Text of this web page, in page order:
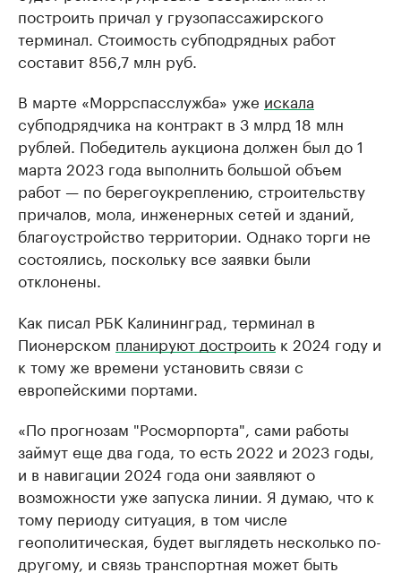
построить причал у грузопассажирского
терминал. Стоимость субподрядных работ
составит 856,7 млн руб.
В марте «Моррспасслужба» уже искала
субподрядчика на контракт в 3 млрд 18 млн
рублей. Победитель аукциона должен был до 1
марта 2023 года выполнить большой объем
работ — по берегоукреплению, строительству
причалов, мола, инженерных сетей и зданий,
благоустройство территории. Однако торги не
состоялись, поскольку все заявки были
отклонены.
Как писал РБК Калининград, терминал в
Пионерском планируют достроить к 2024 году и
к тому же времени установить связи с
европейскими портами.
«По прогнозам "Росморпорта", сами работы
займут еще два года, то есть 2022 и 2023 годы,
и в навигации 2024 года они заявляют о
возможности уже запуска линии. Я думаю, что к
тому периоду ситуация, в том числе
геополитическая, будет выглядеть несколько по-
другому, и связь транспортная может быть